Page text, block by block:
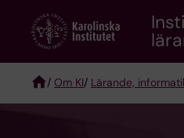
content
Breadcrumb
/ Om KI/ Lärande,